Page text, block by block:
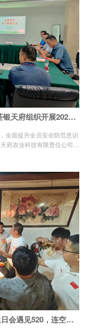
天府组织开展2026年
全面提升全员安全防范意识
府农业科技有限责任公司组
训。本次培训由公司安全
准时参加，共同开启“制度
会遇见520，连空气